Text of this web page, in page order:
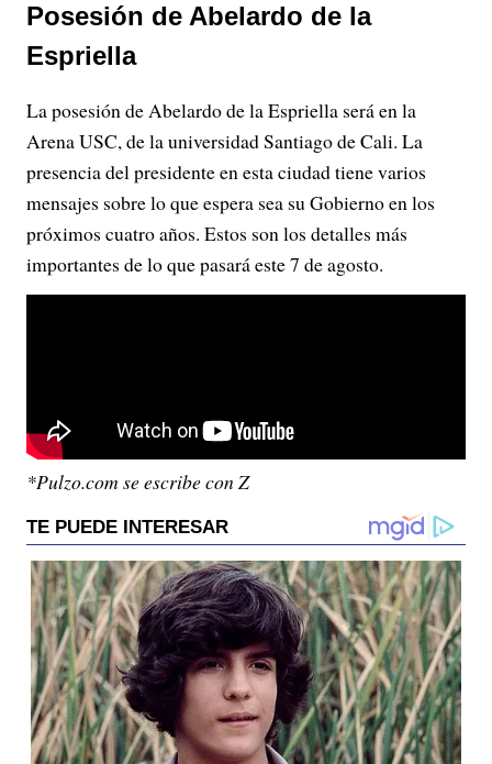
Posesión de Abelardo de la
Espriella
La posesión de Abelardo de la Espriella será en la
Arena USC, de la universidad Santiago de Cali. La
presencia del presidente en esta ciudad tiene varios
mensajes sobre lo que espera sea su Gobierno en los
próximos cuatro años. Estos son los detalles más
importantes de lo que pasará este 7 de agosto.
*Pulzo.com se escribe con Z